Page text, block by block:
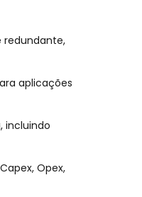
redundante,
aplicações
incluindo
Opex,